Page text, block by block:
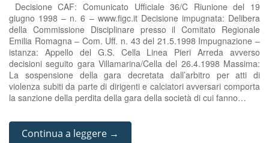
Decisione CAF: Comunicato Ufficiale 36/C Riunione del 19
giugno 1998 – n. 6 – www.figc.it Decisione impugnata: Delibera
della Commissione Disciplinare presso il Comitato Regionale
Emilia Romagna – Com. Uff. n. 43 del 21.5.1998 Impugnazione –
istanza: Appello del G.S. Cella Linea Pieri Arreda avverso
decisioni seguito gara Villamarina/Cella del 26.4.1998 Massima:
La sospensione della gara decretata dall’arbitro per atti di
violenza subiti da parte di dirigenti e calciatori avversari comporta
la sanzione della perdita della gara della società di cui fanno…
Continua a leggere →